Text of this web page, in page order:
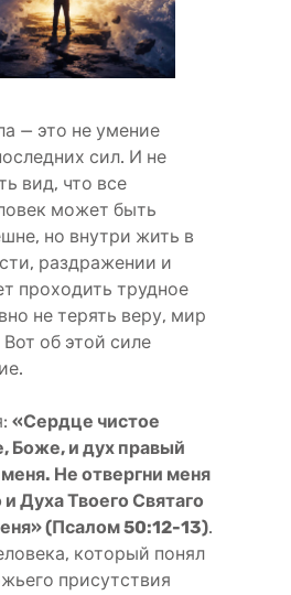
— это не умение
сил. И не
вид, что все
может быть
но внутри жить в
раздражении и
проходить трудное
не терять веру, мир
об этой силе
«Сердце чистое
Боже, и дух правый
Не отвергни меня
Духа Твоего Святаго
(Псалом 50:12-13).
который понял
присутствия